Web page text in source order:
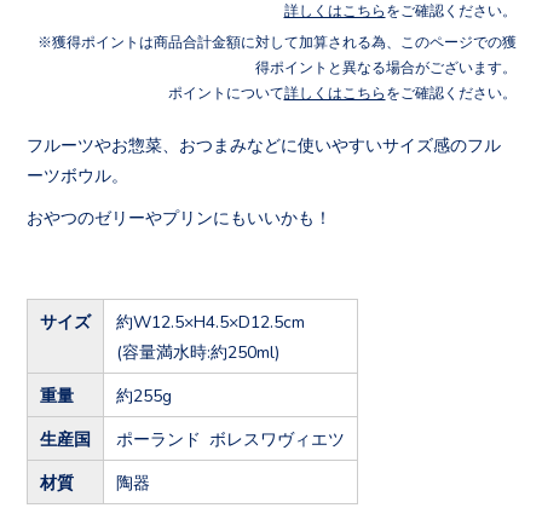
詳しくはこちら をご確認ください。
獲得ポイントは商品合計金額に対して加算される為、このページでの獲
得ポイントと異なる場合がございます。
ポイントについて詳しくはこちら をご確認ください。
フルーツやお惣菜、おつまみなどに使いやすいサイズ感のフル
ーツボウル。
おやつのゼリーやプリンにもいいかも！
サイズ
約W12.5×H4.5×D12.5cm
(容量満水時:約250ml)
重量 約255g
生産国 ポーランド ボレスワヴィエツ
材質 陶器